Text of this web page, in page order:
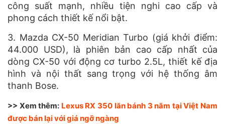
công suất mạnh, nhiều tiện nghi cao cấp và
phong cách thiết kế nổi bật​.
3. Mazda CX-50 Meridian Turbo (giá khởi điểm:
44.000 USD), là phiên bản cao cấp nhất của
dòng CX-50 với động cơ turbo 2.5L, thiết kế địa
hình và nội thất sang trọng với hệ thống âm
thanh Bose​.
>> Xem thêm: Lexus RX 350 lăn bánh 3 năm tại Việt Nam
được bán lại với giá ngỡ ngàng